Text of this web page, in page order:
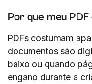
Por que meu
PDFs costumam
documentos são
baixo ou quando
engano durante a